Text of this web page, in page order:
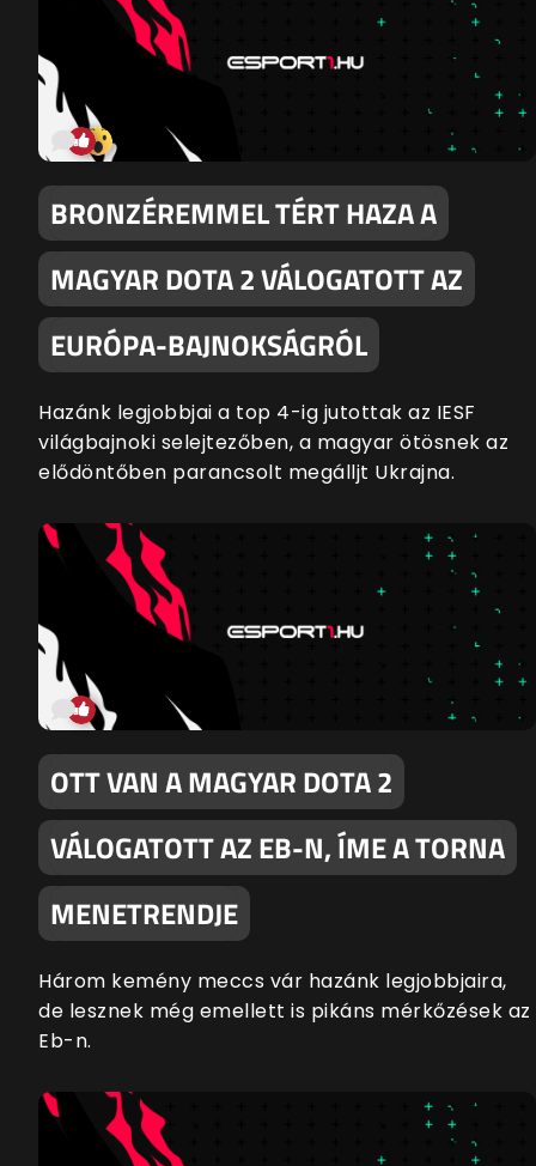
BRONZÉREMMEL TÉRT HAZA A
MAGYAR DOTA 2 VÁLOGATOTT AZ
EURÓPA-BAJNOKSÁGRÓL
Hazánk legjobbjai a top 4-ig jutottak az IESF
világbajnoki selejtezőben, a magyar ötösnek az
elődöntőben parancsolt megálljt Ukrajna.
OTT VAN A MAGYAR DOTA 2
VÁLOGATOTT AZ EB-N, ÍME A TORNA
MENETRENDJE
Három kemény meccs vár hazánk legjobbjaira,
de lesznek még emellett is pikáns mérkőzések az
Eb-n.